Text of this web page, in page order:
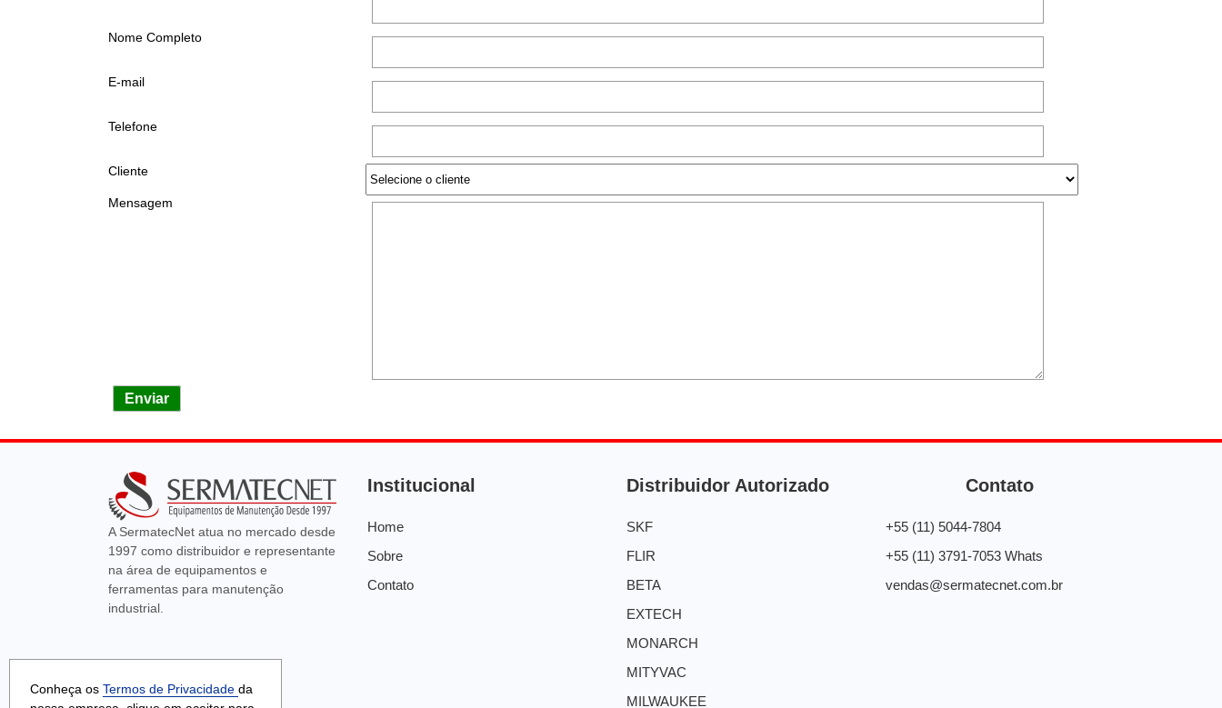
Nome Completo
E-mail
Telefone
Cliente
Mensagem
Enviar
A SermatecNet atua no mercado desde
1997 como distribuidor e representante
na área de equipamentos e
ferramentas para manutenção
industrial.
Institucional
Home
Sobre
Contato
Distribuidor Autorizado
SKF
FLIR
BETA
EXTECH
MONARCH
MITYVAC
MILWAUKEE
Contato
+55 (11) 5044-7804
+55 (11) 3791-7053 Whats
vendas@sermatecnet.com.br
Conheça os Termos de Privacidade da